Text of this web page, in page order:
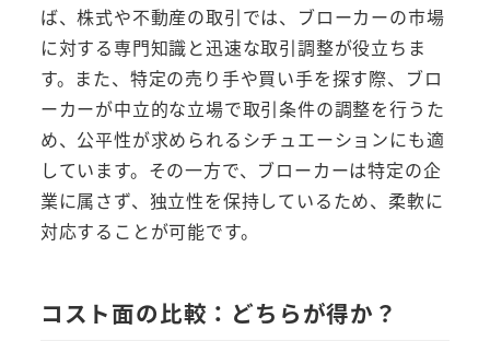
ば、株式や不動産の取引では、ブローカーの市場
に対する専門知識と迅速な取引調整が役立ちま
す。また、特定の売り手や買い手を探す際、ブロ
ーカーが中立的な立場で取引条件の調整を行うた
め、公平性が求められるシチュエーションにも適
しています。その一方で、ブローカーは特定の企
業に属さず、独立性を保持しているため、柔軟に
対応することが可能です。
コスト面の比較：どちらが得か？